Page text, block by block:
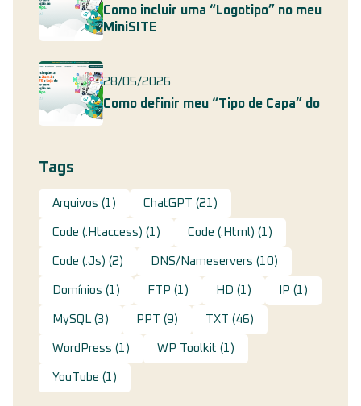
Como incluir uma “Logotipo” no meu
MiniSITE
28/05/2026
Como definir meu “Tipo de Capa” do
Tags
Arquivos (1) ChatGPT (21)
Code (.htaccess) (1) Code (.html) (1)
Code (.js) (2) DNS/Nameservers (10)
Domínios (1) FTP (1) HD (1) IP (1)
MySQL (3) PPT (9) TXT (46)
WordPress (1) WP Toolkit (1)
YouTube (1)